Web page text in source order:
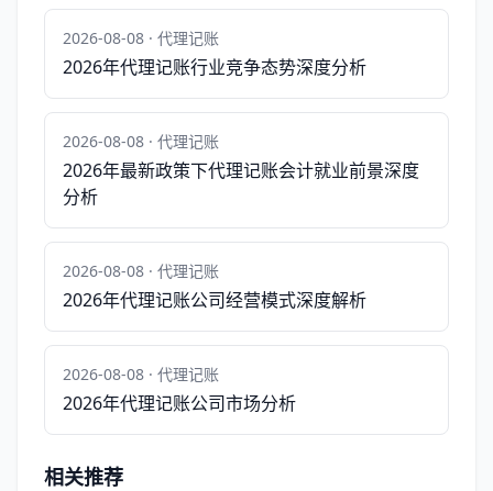
2026-08-08 · 代理记账
2026年代理记账行业竞争态势深度分析
2026-08-08 · 代理记账
2026年最新政策下代理记账会计就业前景深度
分析
2026-08-08 · 代理记账
2026年代理记账公司经营模式深度解析
2026-08-08 · 代理记账
2026年代理记账公司市场分析
相关推荐